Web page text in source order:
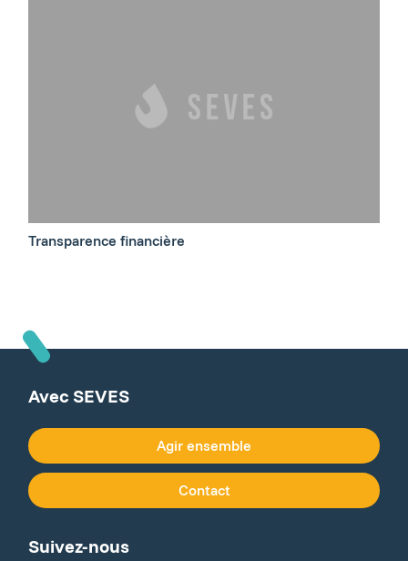
Transparence financière
Avec SEVES
Agir ensemble
Contact
Suivez-nous